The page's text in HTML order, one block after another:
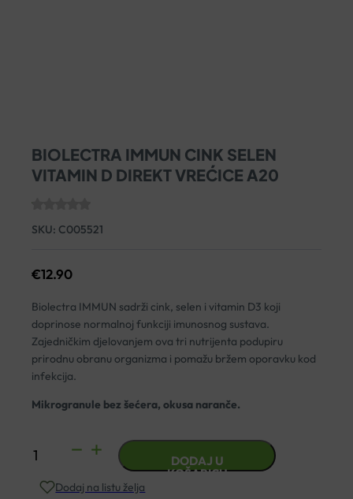
BIOLECTRA IMMUN CINK SELEN
VITAMIN D DIREKT VREĆICE A20
SKU: C005521
€12.90
Biolectra IMMUN sadrži cink, selen i vitamin D3 koji
doprinose normalnoj funkciji imunosnog sustava.
Zajedničkim djelovanjem ova tri nutrijenta podupiru
prirodnu obranu organizma i pomažu bržem oporavku kod
infekcija.
Mikrogranule bez šećera, okusa naranče.
BIOLECTRA
CINK
DODAJ U
KOŠARICU
Dodaj na listu želja